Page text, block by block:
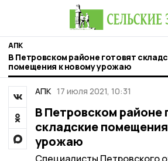
АПК
В Петровском районе готовят
помещения к новому урожаю
АПК 17 июля 2021, 10:31
В Петровском районе
складские
урожаю